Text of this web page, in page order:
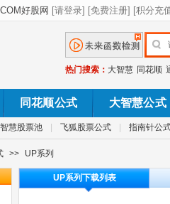
热门搜索： 大智慧 同花顺
同花顺公式 大智慧公式
慧股票池 飞狐股票公式 指南针公
>> UP系列
UP系列下载列表